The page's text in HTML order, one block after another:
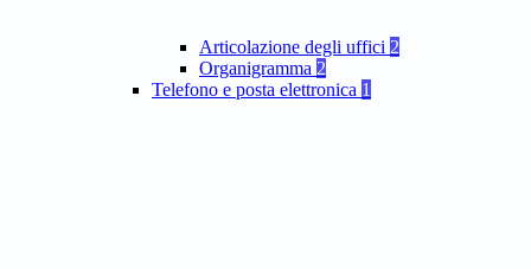
Articolazione degli uffici 2
Organigramma 2
Telefono e posta elettronica 1